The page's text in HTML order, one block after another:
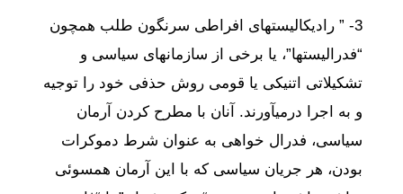
3- ” رادیکالیستهای افراطی سرنگون طلب همچون
“فدرالیستها”، یا برخی از سازمانهای سیاسی و
تشکیلاتی اتنیکی یا قومی روش حذفی خود را توجیه
و به اجرا درمیآورند. آنان با مطرح کردن آرمان
سیاسی، فدرال خواهی به عنوان شرط دموکرات
بودن، هر جریان سیاسی که با این آرمان همسوئی